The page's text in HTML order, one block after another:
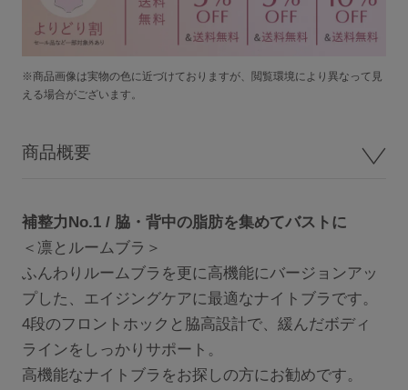
ブラ交換&返品について
ルームブラ販売店一覧
よくある質問・お問い合わせ
サイズガイド
ショッピングガイド
※商品画像は実物の色に近づけておりますが、閲覧環境により異なって見
える場合がございます。
商品概要
補整力No.1 / 脇・背中の脂肪を集めてバストに
＜凛とルームブラ＞
ふんわりルームブラを更に高機能にバージョンアッ
プした、エイジングケアに最適なナイトブラです。
4段のフロントホックと脇高設計で、緩んだボディ
ラインをしっかりサポート。
高機能なナイトブラをお探しの方にお勧めです。